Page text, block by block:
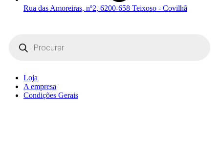
Rua das Amoreiras, nº2, 6200-658 Teixoso - Covilhã
search
Loja
A empresa
Condições Gerais